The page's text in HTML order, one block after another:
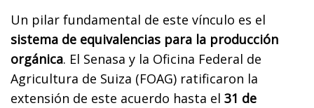
Un pilar fundamental de este vínculo es el
sistema de equivalencias para la producción
orgánica. El Senasa y la Oficina Federal de
Agricultura de Suiza (FOAG) ratificaron la
extensión de este acuerdo hasta el 31 de